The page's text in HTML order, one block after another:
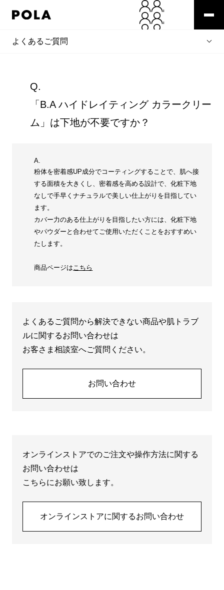
よくあるご質問
Q.
「B.A ハイドレイティング カラークリー
ム」は下地が不要ですか？
A.
粉体を密着感UP成分でコーティングすることで、肌へ接
する面積を大きくし、密着感を高める設計で、化粧下地
なしで手早くナチュラルで美しい仕上がりを目指してい
ます。
カバー力のある仕上がりを目指したい方には、化粧下地
やパウダーと合わせてご使用いただくことをおすすめい
たします。
商品ページはこちら
よくあるご質問から解決できない商品や肌トラブ
ルに関するお問い合わせは
お客さま相談室へご質問ください。
お問い合わせ
オンラインストアでのご注文や操作方法に関する
お問い合わせは
こちらにお願い致します。
オンラインストアに関するお問い合わせ